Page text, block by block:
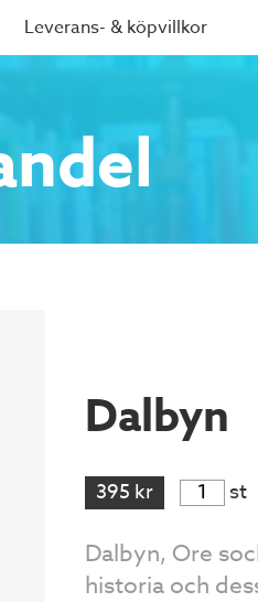
Leverans- & köpvillkor
Dalbyn
395 kr st
Dalbyn, Ore
historia och